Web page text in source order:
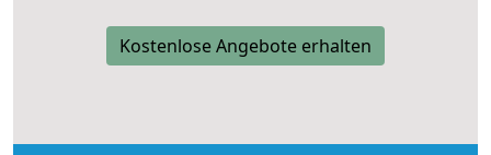
Kostenlose Angebote erhalten